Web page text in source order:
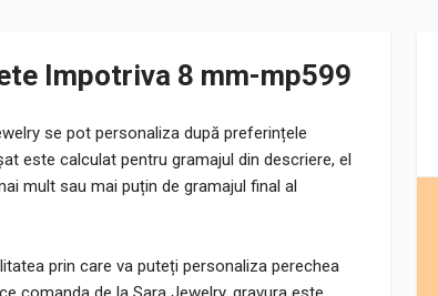
Impotriva 8 mm-mp599
se pot personaliza după preferințele
este calculat pentru gramajul din descriere, el
mult sau mai puțin de gramajul final al
prin care va puteți personaliza perechea